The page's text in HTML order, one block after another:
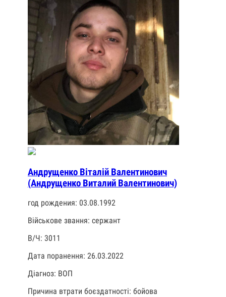
Андрущенко Віталій Валентинович
(Андрущенко Виталий Валентинович)
год рождения: 03.08.1992
Військове звання: сержант
В/Ч: 3011
Дата поранення: 26.03.2022
Діагноз: ВОП
Причина втрати боєздатності: бойова